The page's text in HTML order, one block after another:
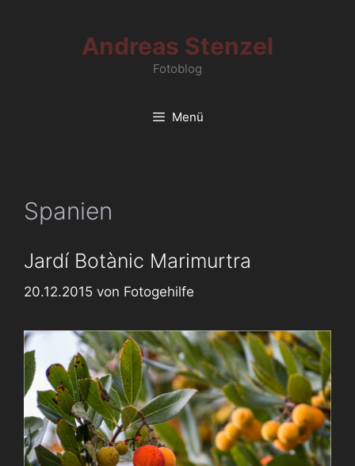
Andreas Stenzel
Fotoblog
Menü
Spanien
Jardí Botànic Marimurtra
20.12.2015 von Fotogehilfe